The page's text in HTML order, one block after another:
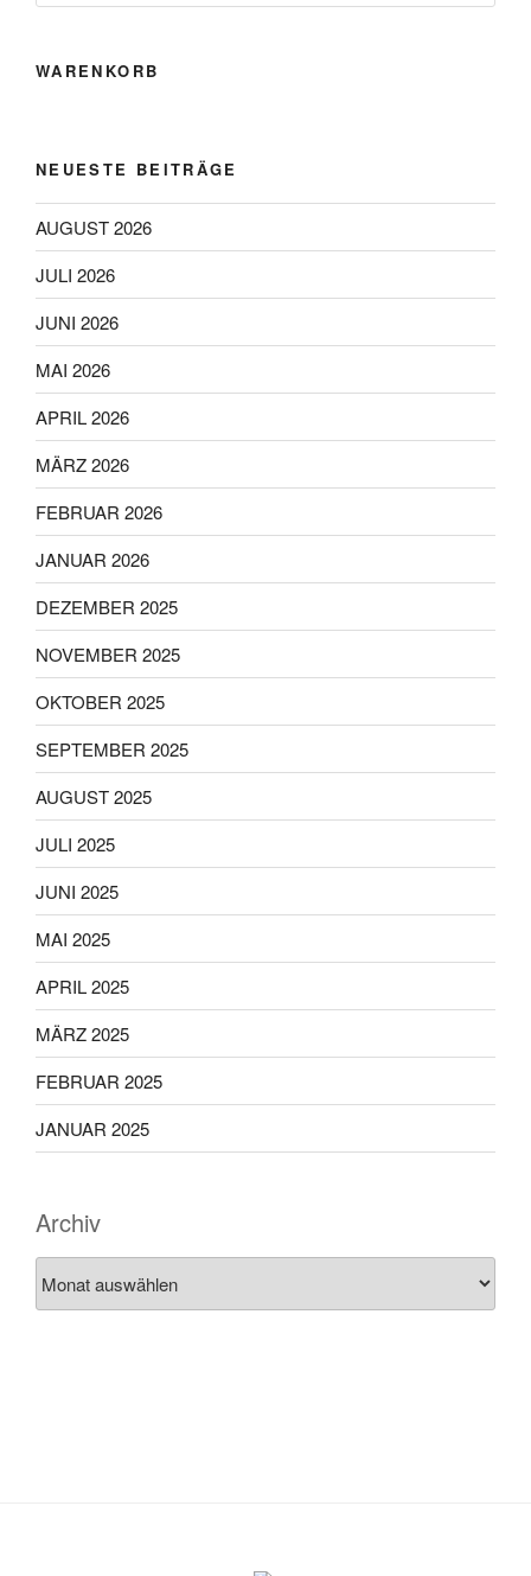
WARENKORB
NEUESTE BEITRÄGE
AUGUST 2026
JULI 2026
JUNI 2026
MAI 2026
APRIL 2026
MÄRZ 2026
FEBRUAR 2026
JANUAR 2026
DEZEMBER 2025
NOVEMBER 2025
OKTOBER 2025
SEPTEMBER 2025
AUGUST 2025
JULI 2025
JUNI 2025
MAI 2025
APRIL 2025
MÄRZ 2025
FEBRUAR 2025
JANUAR 2025
Archiv